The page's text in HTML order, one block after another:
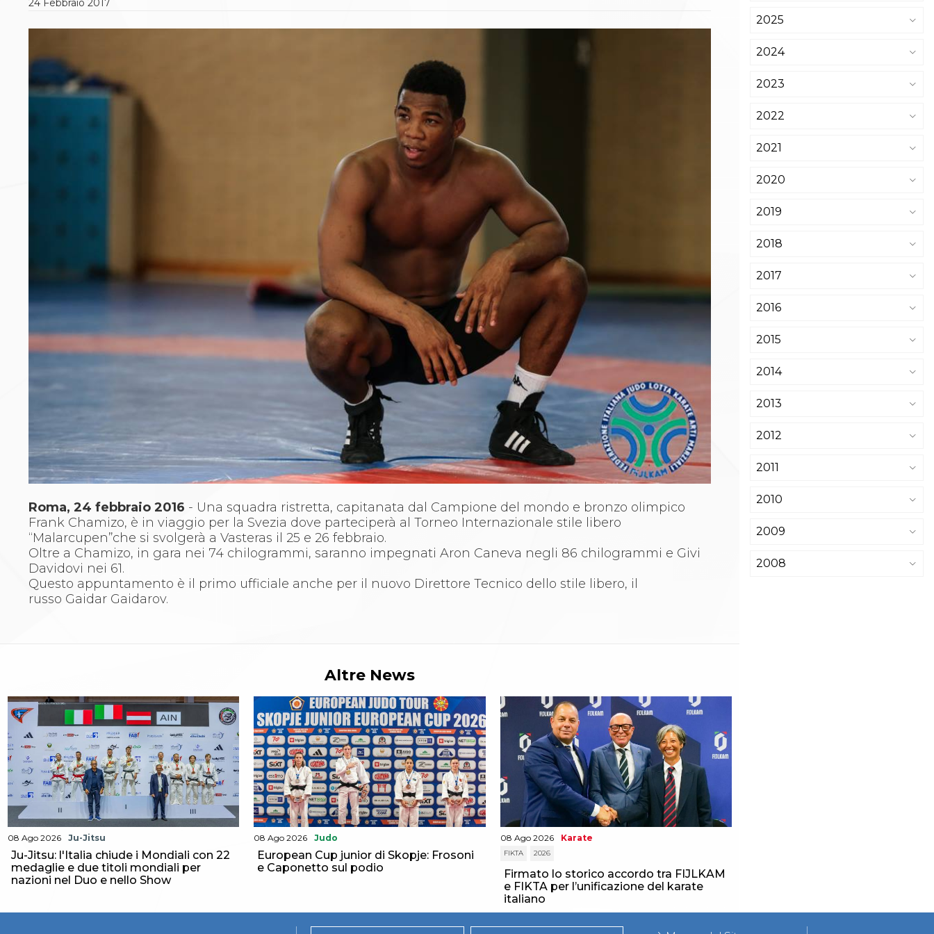
Classifica Società Sportive con più di 100 atleti
Giustizia Sportiva
Protocollo udienze in videoconferenza
Documenti e Modulistica
Contatti
Sentenze Giudice Sportivo
Dispositivi Tribunale Federale
Dispositivi Corte Sportiva e Federale di Appello
Spese per l’accesso alla Giustizia
Gare e Risultati
Dove siamo
Comitati Regionali
Pubblicazioni FIJLKAM
Libreria FIJLKAM
Athlon.net
Rivista ATHLON
Galleria Fotografica
Video
Partners
Trasparenza
FIJLKAM trasparente
Amministrazione
Avvisi
Gare e Risultati
Albi Federali
Arbitri
Lotta
La disciplina
News
Gare e Risultati
Attività Didattica
Albi Federali
La disciplina
News
Gare e Risultati
Albi Federali
24 Febbraio2017
Roma, 24 febbraio 2016 - Una squadra ristretta, capitanata dal Campione del mondo e bronzo olimpico
Frank Chamizo, è in viaggio per la Svezia dove parteciperà al Torneo Internazionale stile libero
“Malarcupen”che si svolgerà a Vasteras il 25 e 26 febbraio.
Oltre a Chamizo, in gara nei 74 chilogrammi, saranno impegnati Aron Caneva negli 86 chilogrammi e Givi
Davidovi nei 61.
Questo appuntamento è il primo ufficiale anche per il nuovo Direttore Tecnico dello stile libero, il
russo Gaidar Gaidarov.
Altre News
08 Ago 2026 Ju-Jitsu
Ju-Jitsu: l'Italia chiude i Mondiali con 22
medaglie e due titoli mondiali per
nazioni nel Duo e nello Show
08 Ago 2026 Judo
European Cup junior di Skopje: Frosoni
e Caponetto sul podio
08 Ago 2026 Karate
FIKTA 2026
Firmato lo storico accordo tra FIJLKAM
e FIKTA per l’unificazione del karate
italiano
2025
2024
2023
2022
2021
2020
2019
2018
2017
2016
2015
2014
2013
2012
2011
2010
2009
2008